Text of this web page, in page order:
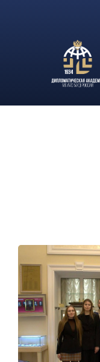
МИД России посетил